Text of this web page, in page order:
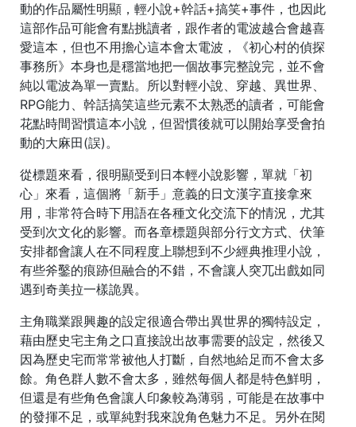
動的作品屬性明顯，輕小說+幹話+搞笑+事件，也因此
這部作品可能會有點挑讀者，跟作者的電波越合會越喜
愛這本，但也不用擔心這本會太電波，《初心村的偵探
事務所》本身也是穩當地把一個故事完整說完，並不會
純以電波為單一賣點。所以對輕小說、穿越、異世界、
RPG能力、幹話搞笑這些元素不太熟悉的讀者，可能會
花點時間習慣這本小說，但習慣後就可以開始享受會拍
動的大麻田(誤)。
從標題來看，很明顯受到日本輕小說影響，單就「初
心」來看，這個將「新手」意義的日文漢字直接拿來
用，非常符合時下用語在各種文化交流下的情況，尤其
受到次文化的影響。而各章標題與部分行文方式、伏筆
安排都會讓人在不同程度上聯想到不少經典推理小說，
有些斧鑿的痕跡但融合的不錯，不會讓人突兀出戲如同
遇到奇美拉一樣詭異。
主角職業跟興趣的設定很適合帶出異世界的獨特設定，
藉由歷史宅主角之口直接說出故事需要的設定，然後又
因為歷史宅而常常被他人打斷，自然地給足而不會太多
餘。角色群人數不會太多，雖然每個人都是特色鮮明，
但還是有些角色會讓人印象較為薄弱，可能是在故事中
的發揮不足，或單純對我來說角色魅力不足。另外在閱